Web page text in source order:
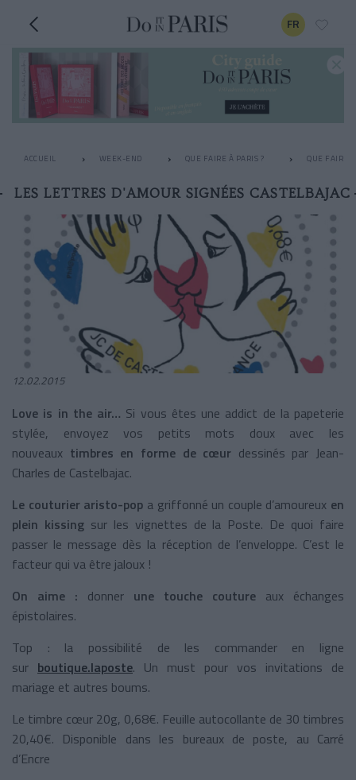
FR
ACCUEIL WEEK-END QUE FAIRE À PARIS ? QUE FAIRE
LES LETTRES D'AMOUR SIGNÉES CASTELBAJAC
12.02.2015
Love is in the air… Si vous êtes une addict de la papeterie
stylée, envoyez vos petits mots doux avec les
nouveaux timbres en forme de cœur dessinés par Jean-
Charles de Castelbajac.
Le couturier aristo-pop a griffonné un couple d’amoureux en
plein kissingsur les vignettes de la Poste. De quoi faire
passer le message dès la réception de l’enveloppe. C’est le
facteur qui va être jaloux !
On aime : donner une touche couture aux échanges
épistolaires.
Top : la possibilité de les commander en ligne
sur boutique.laposte. Un must pour vos invitations de
mariage et autres boums.
Le timbre cœur 20g, 0,68€. Feuille autocollante de 30 timbres
20,40€. Disponible dans les bureaux de poste, au Carré
d’Encre